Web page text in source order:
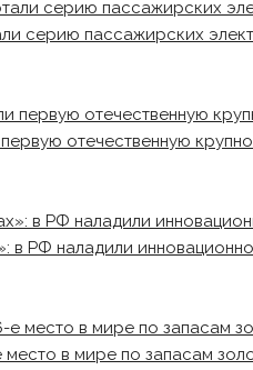
серию пассажирских
отечественную
в РФ наладили
в мире по запасам